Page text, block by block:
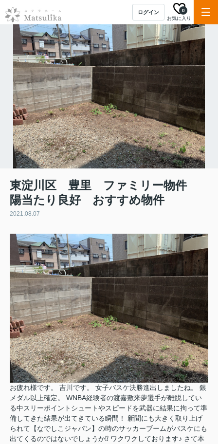
ログイン
お気に入り
0
東淀川区 豊里 ファミリー物件
陽当たり良好 おすすめ物件
2021.08.07
お疲れ様です。 吉川です。 女子バスケ決勝進出しましたね。 銀
メダル以上確定。 WNBA経験者の渡嘉敷来夢選手が離脱してい
る中スリーポイントシュートやスピードを武器に結果に拘って準
備してきた結果が出てきている瞬間！ 新聞にも大きく取り上げ
られて【なでしこジャパン】の時のサッカーブームがバスケにも
出てくるのではないでしょうか⁉︎ ワクワクしております♪ さて本